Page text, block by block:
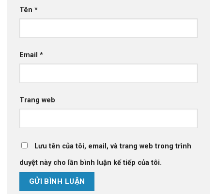
Tên *
Email *
Trang web
Lưu tên của tôi, email, và trang web trong trình
duyệt này cho lần bình luận kế tiếp của tôi.